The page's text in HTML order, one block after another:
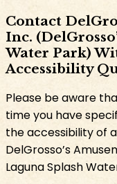
Contact
Inc.
Water Park)
Accessibility Questions​​​​‌
Please be aware
time you have
the accessibility of
DelGrosso’s
Laguna Splash Water Park), please contact us:​​​​‌